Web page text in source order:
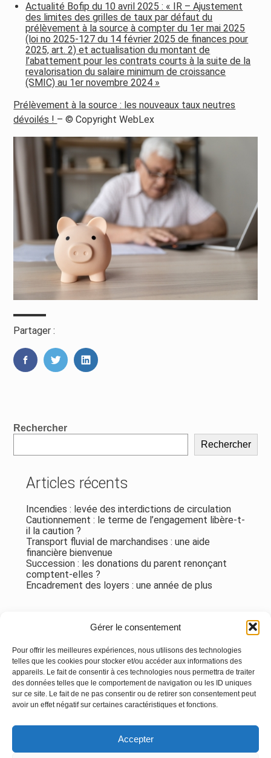
Gérer le consentement
Pour offrir les meilleures expériences, nous utilisons des technologies
telles que les cookies pour stocker et/ou accéder aux informations des
appareils. Le fait de consentir à ces technologies nous permettra de traiter
des données telles que le comportement de navigation ou les ID uniques
sur ce site. Le fait de ne pas consentir ou de retirer son consentement peut
avoir un effet négatif sur certaines caractéristiques et fonctions.
Accepter
Actualité Bofip du 10 avril 2025 : « IR – Ajustement
des limites des grilles de taux par défaut du
prélèvement à la source à compter du 1er mai 2025
(loi no 2025-127 du 14 février 2025 de finances pour
2025, art. 2) et actualisation du montant de
l’abattement pour les contrats courts à la suite de la
revalorisation du salaire minimum de croissance
(SMIC) au 1er novembre 2024 »
Prélèvement à la source : les nouveaux taux neutres
dévoilés ! – © Copyright WebLex
Partager :
FaceBookTwitterLinkedIn
Blog
Rechercher
Rechercher
Articles récents
Incendies : levée des interdictions de circulation
Cautionnement : le terme de l’engagement libère-t-
il la caution ?
Transport fluvial de marchandises : une aide
financière bienvenue
Succession : les donations du parent renonçant
comptent-elles ?
Encadrement des loyers : une année de plus
Aucun commentaire à afficher.
Principale
Linkedin Instagram